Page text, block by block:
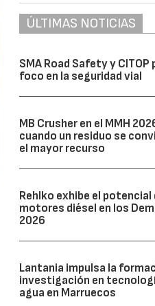
ÚLTIMAS NOTICIAS
SMA Road Safety y CITOP
foco en la seguridad vial
MB Crusher en el MMH
cuando un residuo se
el mayor recurso
Rehlko exhibe el potencial
motores diésel en los
2026
Lantania impulsa la
investigación en
agua en Marruecos